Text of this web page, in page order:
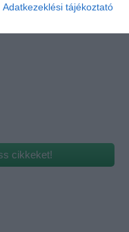
Adatkezeklési tájékoztató
cikkeket!